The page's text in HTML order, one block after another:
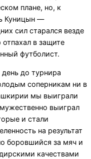
плане, но, к
Куницын —
сил старался везде
в защите
футболист.
до турнира
соперникам ни в
мы выиграли
выиграл
и стали
на результат
боровшийся за мяч и
качествами